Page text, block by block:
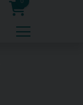
0
prodotti